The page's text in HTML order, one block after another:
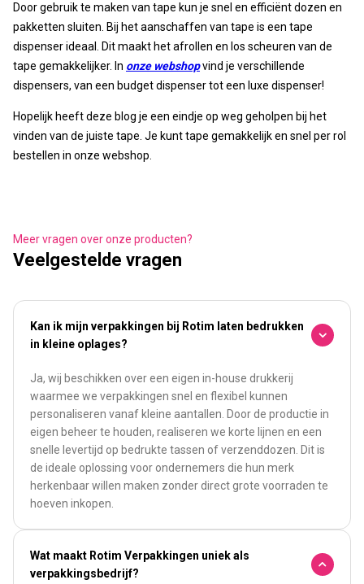
Door gebruik te maken van tape kun je snel en efficiënt dozen en
pakketten sluiten. Bij het aanschaffen van tape is een tape
dispenser ideaal. Dit maakt het afrollen en los scheuren van de
tape gemakkelijker. In onze webshopvind je verschillende
dispensers, van een budget dispenser tot een luxe dispenser!
Hopelijk heeft deze blog je een eindje op weg geholpen bij het
vinden van de juiste tape. Je kunt tape gemakkelijk en snel per rol
bestellen in onze webshop.
Meer vragen over onze producten?
Veelgestelde vragen
Kan ik mijn verpakkingen bij Rotim laten bedrukken
in kleine oplages?
Ja, wij beschikken over een eigen in-house drukkerij
waarmee we verpakkingen snel en flexibel kunnen
personaliseren vanaf kleine aantallen. Door de productie in
eigen beheer te houden, realiseren we korte lijnen en een
snelle levertijd op bedrukte tassen of verzenddozen. Dit is
de ideale oplossing voor ondernemers die hun merk
herkenbaar willen maken zonder direct grote voorraden te
hoeven inkopen.
Wat maakt Rotim Verpakkingen uniek als
verpakkingsbedrijf?